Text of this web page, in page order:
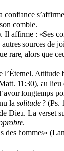
comble.
Il affirme : «Ses
autres sources de
alors que
l’Éternel. Attitude
11:30), au lieu
longtemps
la solitude? (Ps.
Dieu. La verset
.
des hommes»